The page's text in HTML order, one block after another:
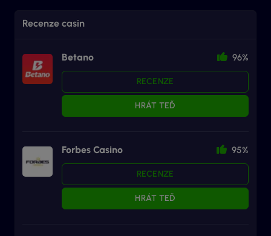
Recenze casin
Betano 96%
RECENZE
HRÁT TEĎ
Forbes Casino 95%
RECENZE
HRÁT TEĎ